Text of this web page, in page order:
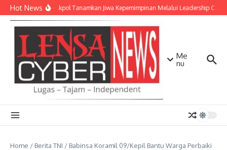
Lewati ke konten
Hot NewsTaruna Akpol Tanamkan Jiwa Kepemimpinan Melalui Leadership
Me
nu
Home / Berita TNI / Babinsa Koramil 09/Kepil Bantu Warga Perbaiki